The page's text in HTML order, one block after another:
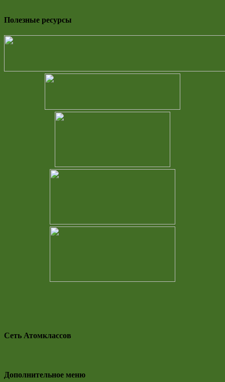
Полезные ресурсы
Сеть Атомклассов
Дополнительное меню